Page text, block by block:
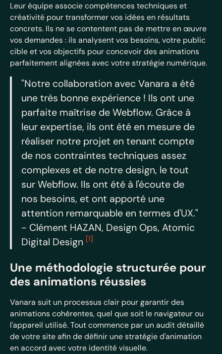
Leur équipe associe compétences techniques et
créativité pour transformer vos idées en résultats
concrets. Ils ne se contentent pas de mettre en œuvre
vos demandes : ils analysent vos besoins, votre public
cible et vos objectifs pour concevoir des animations
parfaitement alignées avec votre stratégie numérique.
"Notre collaboration avec Vanara a été
une très bonne expérience ! Ils ont une
parfaite maîtrise de Webflow. Grâce à
leur expertise, ils ont été en mesure de
réaliser notre projet en tenant compte
de nos contraintes techniques assez
complexes et de notre design, le tout
sur Webflow. Ils ont été à l'écoute de
nos besoins, et ont apporté une
attention remarquable en termes d'UX."
- Clément HAZAN, Design Ops, Atomic
Digital Design [1]
Une méthodologie structurée pour
des animations réussies
Vanara suit un processus clair pour garantir des
animations cohérentes, quel que soit le navigateur ou
l'appareil utilisé. Tout commence par un audit détaillé
de votre site afin de définir une stratégie d'animation
en accord avec votre identité visuelle.